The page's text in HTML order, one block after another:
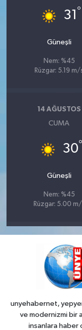
31 °
Güneşli
Nem: %45
Rüzgar: 5.19 m/
14 AĞUSTOS
CUMA
30°
Güneşli
Nem: %45
Rüzgar: 5.00
unyehabernet,
ve modernizmi bir
insanlara haber